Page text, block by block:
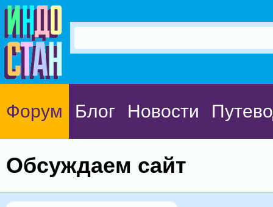
Форум Блог Новости
Обсуждаем сайт